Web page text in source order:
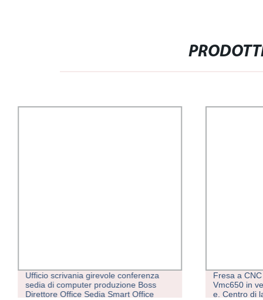
Ufficio scrivania girevole conferenza
sedia di computer produzione Boss
Direttore Office Sedia Smart Office
Fresa a
Vmc650 in
e. Centro di